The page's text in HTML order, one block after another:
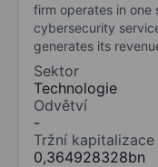
firm operates in one
cybersecurity
generates its
Sektor
Technologie
Odvětví
-
Tržní kapitalizace
0,364928328bn